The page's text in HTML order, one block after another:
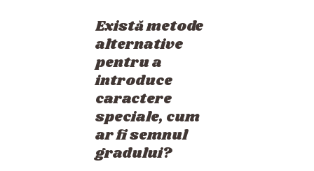
Există metode
alternative
pentru a
introduce
caractere
speciale, cum
ar fi semnul
gradului?